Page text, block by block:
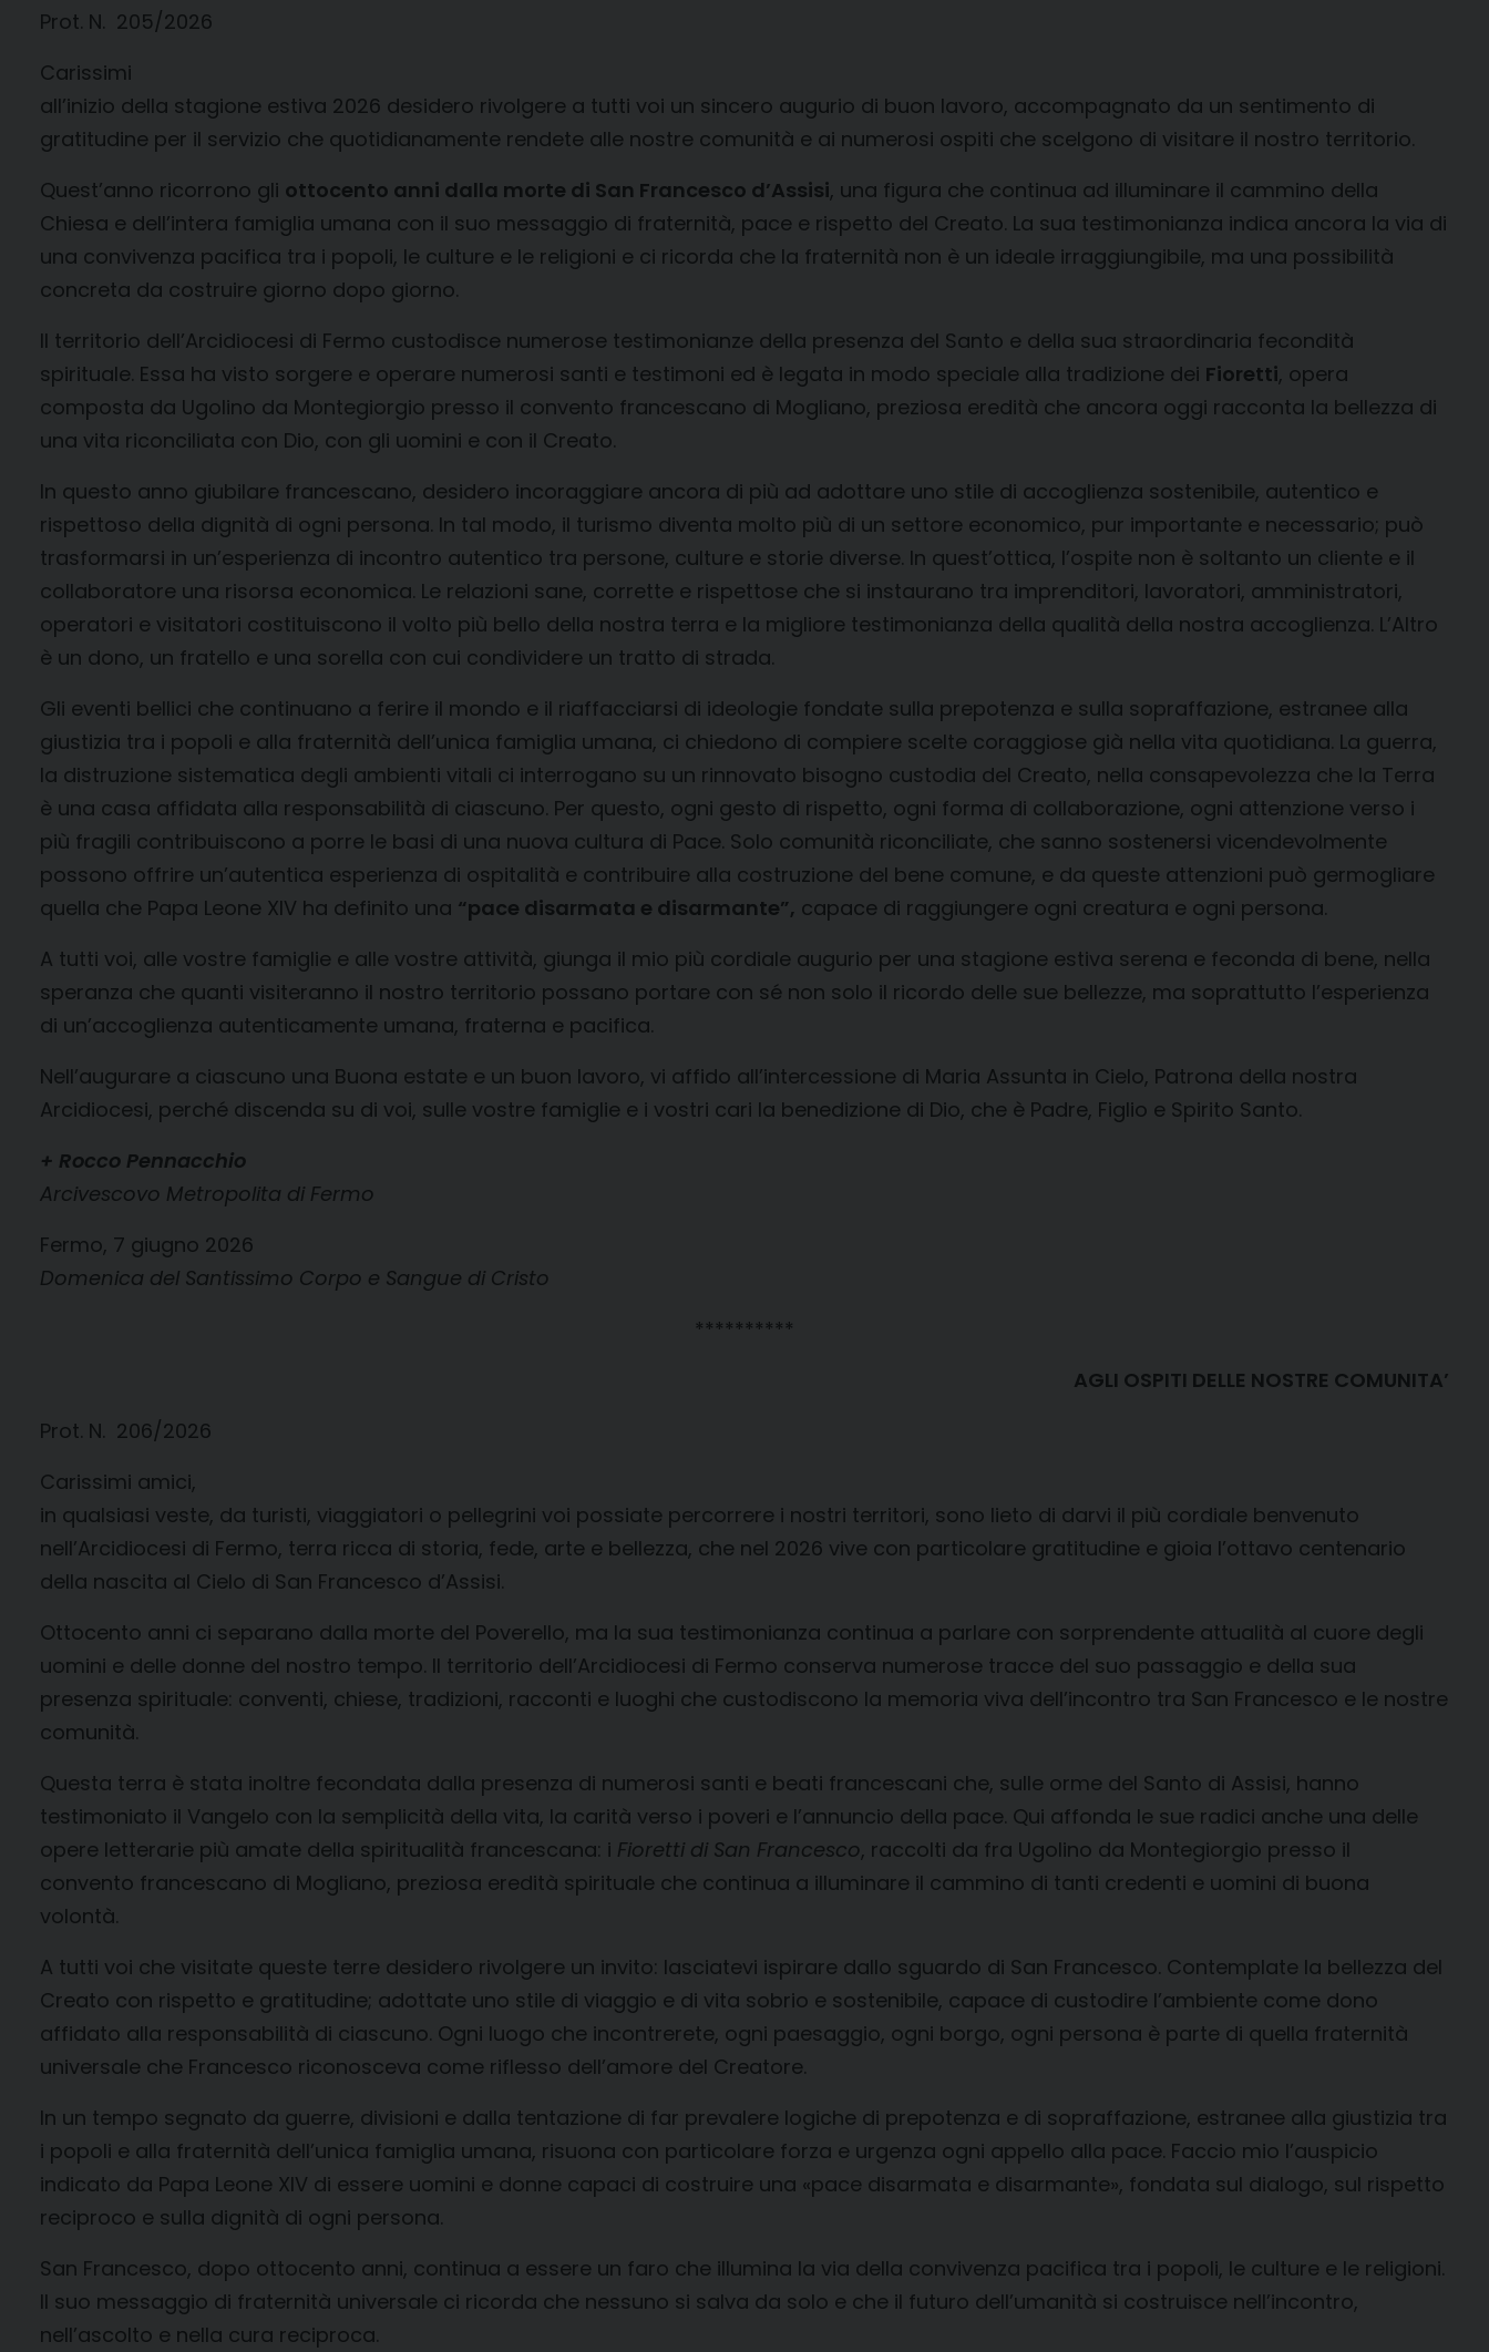
Prot. N. 205/2026
Carissimi
all’inizio della stagione estiva 2026 desidero rivolgere a tutti voi un sincero augurio di buon lavoro, accompagnato da un sentimento di
gratitudine per il servizio che quotidianamente rendete alle nostre comunità e ai numerosi ospiti che scelgono di visitare il nostro territorio.
Quest’anno ricorrono gli ottocento anni dalla morte di San Francesco d’Assisi, una figura che continua ad illuminare il cammino della
Chiesa e dell’intera famiglia umana con il suo messaggio di fraternità, pace e rispetto del Creato. La sua testimonianza indica ancora la via di
una convivenza pacifica tra i popoli, le culture e le religioni e ci ricorda che la fraternità non è un ideale irraggiungibile, ma una possibilità
concreta da costruire giorno dopo giorno.
Il territorio dell’Arcidiocesi di Fermo custodisce numerose testimonianze della presenza del Santo e della sua straordinaria fecondità
spirituale. Essa ha visto sorgere e operare numerosi santi e testimoni ed è legata in modo speciale alla tradizione dei Fioretti, opera
composta da Ugolino da Montegiorgio presso il convento francescano di Mogliano, preziosa eredità che ancora oggi racconta la bellezza di
una vita riconciliata con Dio, con gli uomini e con il Creato.
In questo anno giubilare francescano, desidero incoraggiare ancora di più ad adottare uno stile di accoglienza sostenibile, autentico e
rispettoso della dignità di ogni persona. In tal modo, il turismo diventa molto più di un settore economico, pur importante e necessario; può
trasformarsi in un’esperienza di incontro autentico tra persone, culture e storie diverse. In quest’ottica, l’ospite non è soltanto un cliente e il
collaboratore una risorsa economica. Le relazioni sane, corrette e rispettose che si instaurano tra imprenditori, lavoratori, amministratori,
operatori e visitatori costituiscono il volto più bello della nostra terra e la migliore testimonianza della qualità della nostra accoglienza. L’Altro
è un dono, un fratello e una sorella con cui condividere un tratto di strada.
Gli eventi bellici che continuano a ferire il mondo e il riaffacciarsi di ideologie fondate sulla prepotenza e sulla sopraffazione, estranee alla
giustizia tra i popoli e alla fraternità dell’unica famiglia umana, ci chiedono di compiere scelte coraggiose già nella vita quotidiana. La guerra,
la distruzione sistematica degli ambienti vitali ci interrogano su un rinnovato bisogno custodia del Creato, nella consapevolezza che la Terra
è una casa affidata alla responsabilità di ciascuno. Per questo, ogni gesto di rispetto, ogni forma di collaborazione, ogni attenzione verso i
più fragili contribuiscono a porre le basi di una nuova cultura di Pace. Solo comunità riconciliate, che sanno sostenersi vicendevolmente
possono offrire un’autentica esperienza di ospitalità e contribuire alla costruzione del bene comune, e da queste attenzioni può germogliare
quella che Papa Leone XIV ha definito una “pace disarmata e disarmante”, capace di raggiungere ogni creatura e ogni persona.
A tutti voi, alle vostre famiglie e alle vostre attività, giunga il mio più cordiale augurio per una stagione estiva serena e feconda di bene, nella
speranza che quanti visiteranno il nostro territorio possano portare con sé non solo il ricordo delle sue bellezze, ma soprattutto l’esperienza
di un’accoglienza autenticamente umana, fraterna e pacifica.
Nell’augurare a ciascuno una Buona estate e un buon lavoro, vi affido all’intercessione di Maria Assunta in Cielo, Patrona della nostra
Arcidiocesi, perché discenda su di voi, sulle vostre famiglie e i vostri cari la benedizione di Dio, che è Padre, Figlio e Spirito Santo.
+ Rocco Pennacchio
Arcivescovo Metropolita di Fermo
Fermo, 7 giugno 2026
Domenica del Santissimo Corpo e Sangue di Cristo
**********
AGLI OSPITI DELLE NOSTRE COMUNITA’
Prot. N. 206/2026
Carissimi amici,
in qualsiasi veste, da turisti, viaggiatori o pellegrini voi possiate percorrere i nostri territori, sono lieto di darvi il più cordiale benvenuto
nell’Arcidiocesi di Fermo, terra ricca di storia, fede, arte e bellezza, che nel 2026 vive con particolare gratitudine e gioia l’ottavo centenario
della nascita al Cielo di San Francesco d’Assisi.
Ottocento anni ci separano dalla morte del Poverello, ma la sua testimonianza continua a parlare con sorprendente attualità al cuore degli
uomini e delle donne del nostro tempo. Il territorio dell’Arcidiocesi di Fermo conserva numerose tracce del suo passaggio e della sua
presenza spirituale: conventi, chiese, tradizioni, racconti e luoghi che custodiscono la memoria viva dell’incontro tra San Francesco e le nostre
comunità.
Questa terra è stata inoltre fecondata dalla presenza di numerosi santi e beati francescani che, sulle orme del Santo di Assisi, hanno
testimoniato il Vangelo con la semplicità della vita, la carità verso i poveri e l’annuncio della pace. Qui affonda le sue radici anche una delle
opere letterarie più amate della spiritualità francescana: i Fioretti di San Francesco, raccolti da fra Ugolino da Montegiorgio presso il
convento francescano di Mogliano, preziosa eredità spirituale che continua a illuminare il cammino di tanti credenti e uomini di buona
volontà.
A tutti voi che visitate queste terre desidero rivolgere un invito: lasciatevi ispirare dallo sguardo di San Francesco. Contemplate la bellezza del
Creato con rispetto e gratitudine; adottate uno stile di viaggio e di vita sobrio e sostenibile, capace di custodire l’ambiente come dono
affidato alla responsabilità di ciascuno. Ogni luogo che incontrerete, ogni paesaggio, ogni borgo, ogni persona è parte di quella fraternità
universale che Francesco riconosceva come riflesso dell’amore del Creatore.
In un tempo segnato da guerre, divisioni e dalla tentazione di far prevalere logiche di prepotenza e di sopraffazione, estranee alla giustizia tra
i popoli e alla fraternità dell’unica famiglia umana, risuona con particolare forza e urgenza ogni appello alla pace. Faccio mio l’auspicio
indicato da Papa Leone XIV di essere uomini e donne capaci di costruire una «pace disarmata e disarmante», fondata sul dialogo, sul rispetto
reciproco e sulla dignità di ogni persona.
San Francesco, dopo ottocento anni, continua a essere un faro che illumina la via della convivenza pacifica tra i popoli, le culture e le religioni.
Il suo messaggio di fraternità universale ci ricorda che nessuno si salva da solo e che il futuro dell’umanità si costruisce nell’incontro,
nell’ascolto e nella cura reciproca.